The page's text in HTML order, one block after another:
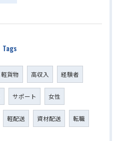
Tags
軽貨物 高収入 経験者
サポート 女性
軽配送 資材配送 転職